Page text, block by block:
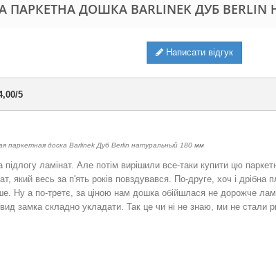
ПАРКЕТНА ДОШКА BARLINEK ДУБ
Написати відгук
/5
паркетная доска Barlinek Дуб Berlin натуральный 180 мм
підлогу ламінат. Але потім вирішили все-таки купити цю
який весь за п'ять років повздувався. По-друге, хоч і
Ну а по-третє, за ціною нам дошка обійшлася не дорожче
замка складно укладати. Так це чи ні не знаю, ми не стали